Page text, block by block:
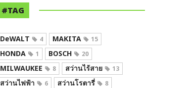
#TAG
DeWALT 4 MAKITA 15
HONDA 1 BOSCH 20
MILWAUKEE 8 สว่านไร้สาย 13
สว่านไฟฟ้า 6 สว่านโรตารี่ 8